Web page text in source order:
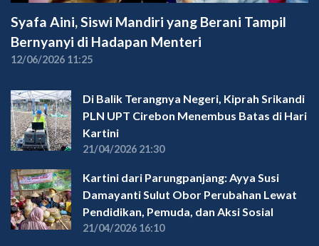
Syafa Aini, Siswi Mandiri yang Berani Tampil
Bernyanyi di Hadapan Menteri
12/06/2026 11:25
Di Balik Terangnya Negeri, Kiprah Srikandi
PLN UPT Cirebon Menembus Batas di Hari
Kartini
21/04/2026 21:30
Kartini dari Parungpanjang: Ayya Susi
Damayanti Sulut Obor Perubahan Lewat
Pendidikan, Pemuda, dan Aksi Sosial
21/04/2026 16:10